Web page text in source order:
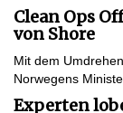
Clean Ops
von Shore
Mit dem
Norwegens
Experten